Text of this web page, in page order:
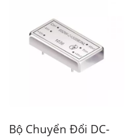
Bộ Chuyển Đổi DC-